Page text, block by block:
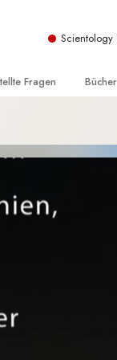
Scientology
Fragen
Scientology Kirche
der Scientology
Die